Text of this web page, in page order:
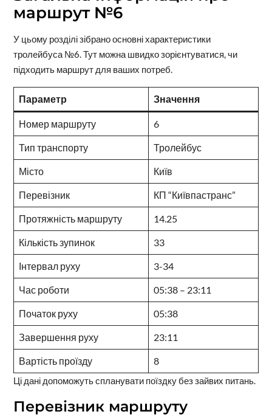
маршрут №6
У цьому розділі зібрано основні характеристики
тролейбуса №6. Тут можна швидко зорієнтуватися, чи
підходить маршрут для ваших потреб.
Параметр Значення
Номер маршруту 6
Тип транспорту Тролейбус
Місто Київ
Перевізник КП “Київпастранс”
Протяжність маршруту 14.25
Кількість зупинок 33
Інтервал руху 3-34
Час роботи 05:38 – 23:11
Початок руху 05:38
Завершення руху 23:11
Вартість проїзду 8
Ці дані допоможуть спланувати поїздку без зайвих питань.
Перевізник маршруту